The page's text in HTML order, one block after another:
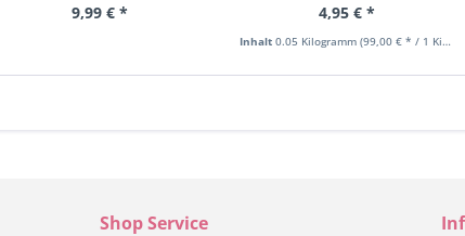
9,99 € *
4,95 € *
Inhalt 0.05 Kilogramm (99,00 € * / 1 Kilogramm)
Shop Service